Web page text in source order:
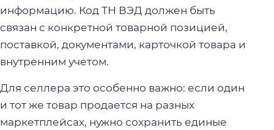
информацию. Код ТН ВЭД должен быть
связан с конкретной товарной позицией,
поставкой, документами, карточкой товара и
внутренним учетом.
Для селлера это особенно важно: если один
и тот же товар продается на разных
маркетплейсах, нужно сохранить единые